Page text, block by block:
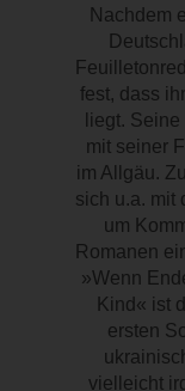
Nachdem
fest, dass
liegt.
mit seiner
im Allgäu.
sich u.a. mit
um
Romanen
»Wenn
Kind« ist
ersten
vielleicht